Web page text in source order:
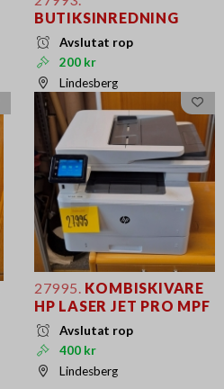
BUTIKSINREDNING
Avslutat rop
200 kr
Lindesberg
27995. KOMBISKIVARE
HP LASER JET PRO MPF
Avslutat rop
400 kr
Lindesberg